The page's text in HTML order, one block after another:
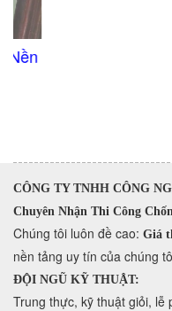
CÔNG TY TNHH CÔNG
Chuyên Nhận Thi Công
​Chúng tôi luôn đề cao: Giá
nền tảng uy tín của chúng
ĐỘI NGŨ KỸ THUẬT:
Trung thực, kỹ thuật giỏi, lễ